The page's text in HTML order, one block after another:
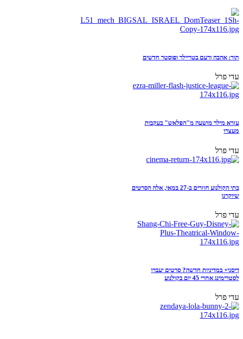
תור: אהבה ורעם בטריילר ופוסטר חדשים
עדי פרל
עזרא מילר מושעה מ"הפלאש" בעקבות
מעצרו
עדי פרל
בתי הקולנוע חוזרים ב-27 במאי, אלה הסרטים
שיוקרנו
עדי פרל
דיסני+ במדיניות חדשה? סרטים יעברו
לסטרימינג אחרי 45 יום בקולנוע
עדי פרל